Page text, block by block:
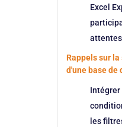
Excel
Rappels sur
d'une base de
les